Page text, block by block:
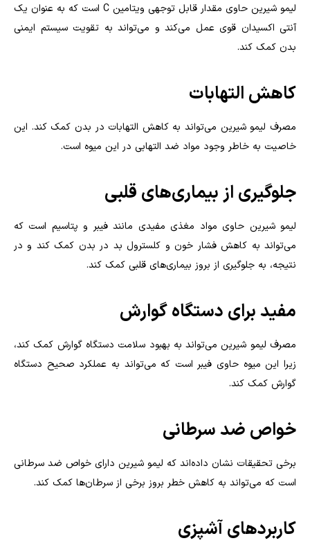
لیمو شیرین حاوی مقدار قابل توجهی ویتامین C است که به عنوان یک
آنتی اکسیدان قوی عمل می‌کند و می‌تواند به تقویت سیستم ایمنی
بدن کمک کند.
کاهش التهابات
مصرف لیمو شیرین می‌تواند به کاهش التهابات در بدن کمک کند. این
خاصیت به خاطر وجود مواد ضد التهابی در این میوه است.
جلوگیری از بیماری‌های قلبی
لیمو شیرین حاوی مواد مغذی مفیدی مانند فیبر و پتاسیم است که
می‌تواند به کاهش فشار خون و کلسترول بد در بدن کمک کند و در
نتیجه، به جلوگیری از بروز بیماری‌های قلبی کمک کند.
مفید برای دستگاه گوارش
مصرف لیمو شیرین می‌تواند به بهبود سلامت دستگاه گوارش کمک کند،
زیرا این میوه حاوی فیبر است که می‌تواند به عملکرد صحیح دستگاه
گوارش کمک کند.
خواص ضد سرطانی
برخی تحقیقات نشان داده‌اند که لیمو شیرین دارای خواص ضد سرطانی
است که می‌تواند به کاهش خطر بروز برخی از سرطان‌ها کمک کند.
کاربردهای آشپزی